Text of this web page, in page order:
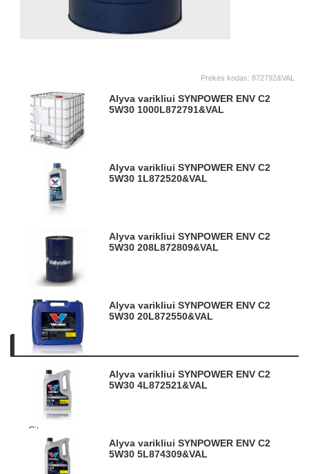
Prekės kodas: 872792&VAL
Alyva varikliui SYNPOWER ENV C2
5W30 1000L872791&VAL
Alyva varikliui SYNPOWER ENV C2
5W30 1L872520&VAL
Alyva varikliui SYNPOWER ENV C2
5W30 208L872809&VAL
Alyva varikliui SYNPOWER ENV C2
5W30 20L872550&VAL
Alyva varikliui SYNPOWER ENV C2
5W30 4L872521&VAL
Alyva varikliui SYNPOWER ENV C2
5W30 5L874309&VAL
Aprašymas Produkto informacija
API SM, SN/CF
ACEA C2-10
ACEA A5/B5-04
PSA B71 2290-2012
Citroen
Honda
Toyota
Fiat 9.55535.S1